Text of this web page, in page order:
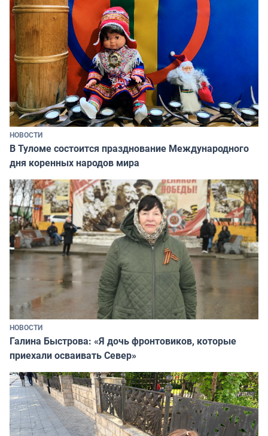
НОВОСТИ
В Туломе состоится празднование Международного
дня коренных народов мира
НОВОСТИ
Галина Быстрова: «Я дочь фронтовиков, которые
приехали осваивать Север»